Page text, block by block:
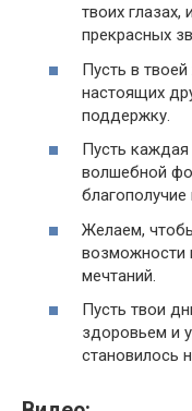
твоих
прекрасных
Пусть в
настоящих
поддержку.
Пусть
волшебной
Желаем,
возможности
мечтаний.
Пусть твои
здоровьем и
становилось